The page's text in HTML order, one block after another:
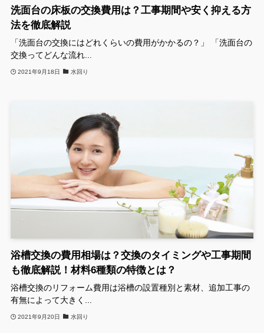
洗面台の床板の交換費用は？工事期間や安く抑える方
法を徹底解説
「洗面台の交換にはどれくらいの費用がかかるの？」 「洗面台の
交換ってどんな流れ...
2021年9月18日 水回り
浴槽交換の費用相場は？交換のタイミングや工事期間
も徹底解説！材料6種類の特徴とは？
浴槽交換のリフォーム費用は浴槽の設置種別と素材、追加工事の
有無によって大きく...
2021年9月20日 水回り